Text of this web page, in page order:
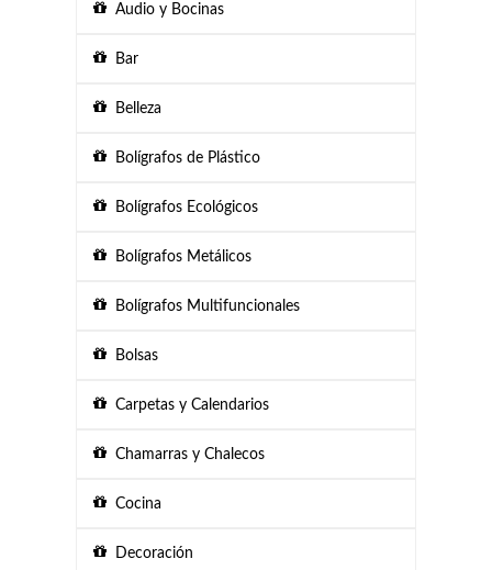
Audio y Bocinas
Bar
Belleza
Bolígrafos de Plástico
Bolígrafos Ecológicos
Bolígrafos Metálicos
Bolígrafos Multifuncionales
Bolsas
Carpetas y Calendarios
Chamarras y Chalecos
Cocina
Decoración